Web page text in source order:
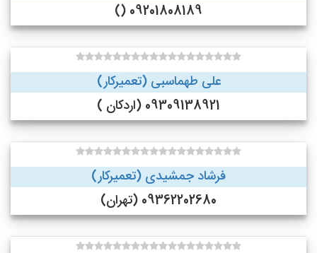
09201808189 ()
علی طهماسبی (تعمیرکار)
09309138921 (اردکان )
فرشاد جمشیدی (تعمیرکار)
09362202680 (تهران)